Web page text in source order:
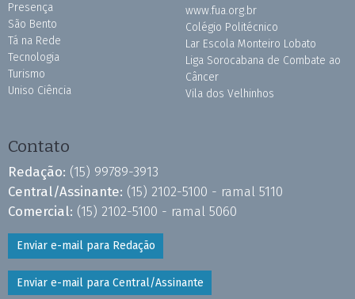
Presença
São Bento
Tá na Rede
Tecnologia
Turismo
Uniso Ciência
www.fua.org.br
Colégio Politécnico
Lar Escola Monteiro Lobato
Liga Sorocabana de Combate ao
Câncer
Vila dos Velhinhos
Contato
Redação: (15) 99789-3913
Central/Assinante: (15) 2102-5100 - ramal 5110
Comercial: (15) 2102-5100 - ramal 5060
Enviar e-mail para Redação
Enviar e-mail para Central/Assinante